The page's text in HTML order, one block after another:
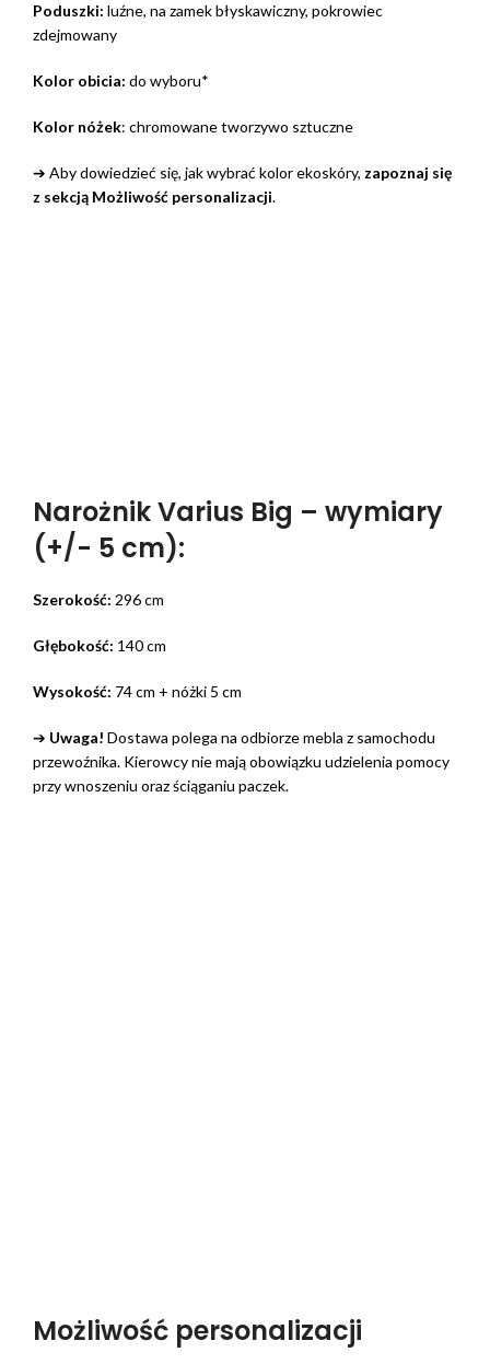
Poduszki: luźne, na zamek błyskawiczny, pokrowiec
zdejmowany
Kolor obicia: do wyboru*
Kolor nóżek: chromowane tworzywo sztuczne
➔ Aby dowiedzieć się, jak wybrać kolor ekoskóry, zapoznaj się
z sekcją Możliwość personalizacji.
Narożnik Varius Big – wymiary
(+/- 5 cm):
Szerokość: 296 cm
Głębokość: 140 cm
Wysokość: 74 cm + nóżki 5 cm
➔ Uwaga! Dostawa polega na odbiorze mebla z samochodu
przewoźnika. Kierowcy nie mają obowiązku udzielenia pomocy
przy wnoszeniu oraz ściąganiu paczek.
Możliwość personalizacji